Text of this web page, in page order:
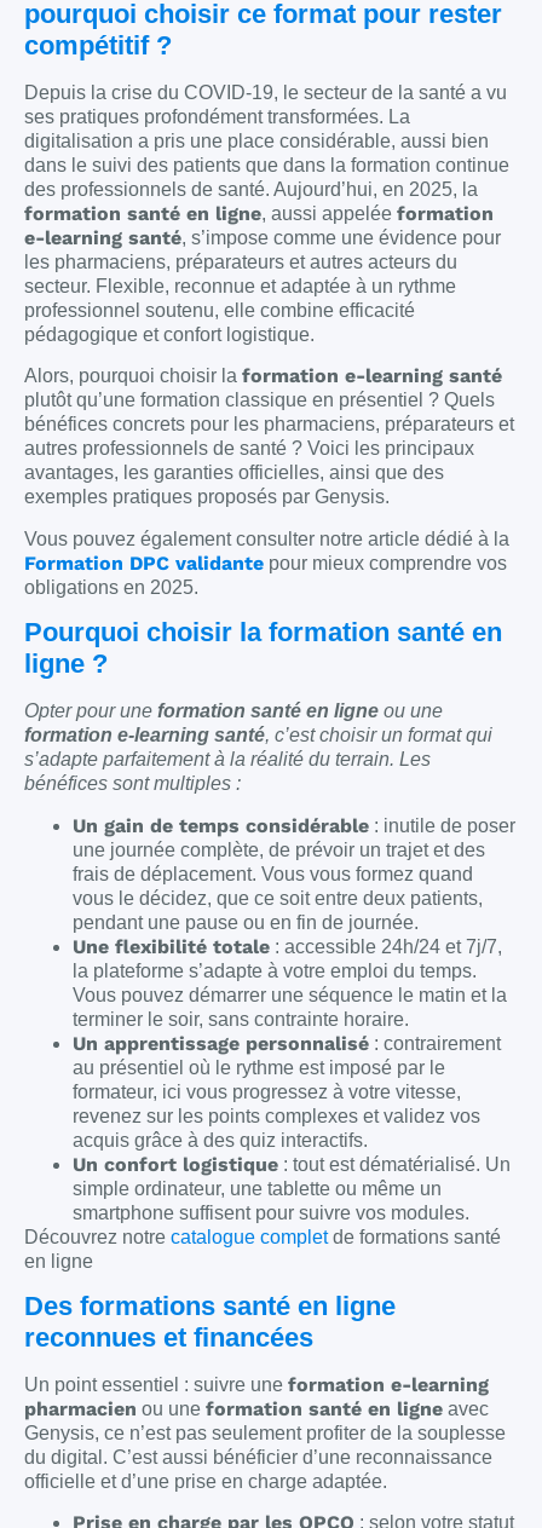
pourquoi choisir ce format pour rester
compétitif ?
Depuis la crise du COVID-19, le secteur de la santé a vu
ses pratiques profondément transformées. La
digitalisation a pris une place considérable, aussi bien
dans le suivi des patients que dans la formation continue
des professionnels de santé. Aujourd’hui, en 2025, la
formation santé en ligne, aussi appelée formation
e-learning santé, s’impose comme une évidence pour
les pharmaciens, préparateurs et autres acteurs du
secteur. Flexible, reconnue et adaptée à un rythme
professionnel soutenu, elle combine efficacité
pédagogique et confort logistique.
Alors, pourquoi choisir la formation e-learning santé
plutôt qu’une formation classique en présentiel ? Quels
bénéfices concrets pour les pharmaciens, préparateurs et
autres professionnels de santé ? Voici les principaux
avantages, les garanties officielles, ainsi que des
exemples pratiques proposés par Genysis.
Vous pouvez également consulter notre article dédié à la
Formation DPC validante pour mieux comprendre vos
obligations en 2025.
Pourquoi choisir la formation santé en
ligne ?
Opter pour une formation santé en ligne ou une
formation e-learning santé, c’est choisir un format qui
s’adapte parfaitement à la réalité du terrain. Les
bénéfices sont multiples :
Un gain de temps considérable : inutile de poser
une journée complète, de prévoir un trajet et des
frais de déplacement. Vous vous formez quand
vous le décidez, que ce soit entre deux patients,
pendant une pause ou en fin de journée.
Une flexibilité totale : accessible 24h/24 et 7j/7,
la plateforme s’adapte à votre emploi du temps.
Vous pouvez démarrer une séquence le matin et la
terminer le soir, sans contrainte horaire.
Un apprentissage personnalisé : contrairement
au présentiel où le rythme est imposé par le
formateur, ici vous progressez à votre vitesse,
revenez sur les points complexes et validez vos
acquis grâce à des quiz interactifs.
Un confort logistique : tout est dématérialisé. Un
simple ordinateur, une tablette ou même un
smartphone suffisent pour suivre vos modules.
Découvrez notre catalogue completde formations santé
en ligne
Des formations santé en ligne
reconnues et financées
Un point essentiel : suivre une formation e-learning
pharmacien ou une formation santé en ligne avec
Genysis, ce n’est pas seulement profiter de la souplesse
du digital. C’est aussi bénéficier d’une reconnaissance
officielle et d’une prise en charge adaptée.
Prise en charge par les OPCO : selon votre statut